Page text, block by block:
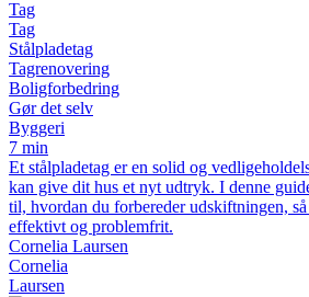
Tag
Tag
Stålpladetag
Tagrenovering
Boligforbedring
Gør det selv
Byggeri
7 min
Et stålpladetag er en solid og
kan give dit hus et nyt udtryk. I denne
til, hvordan du forbereder udskiftningen,
effektivt og problemfrit.
Cornelia Laursen
Cornelia
Laursen